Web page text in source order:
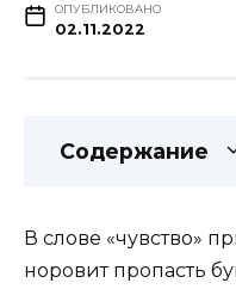
ОПУБЛИКОВАНО
02.11.2022
Содержание
В слове «чувство»
норовит пропасть